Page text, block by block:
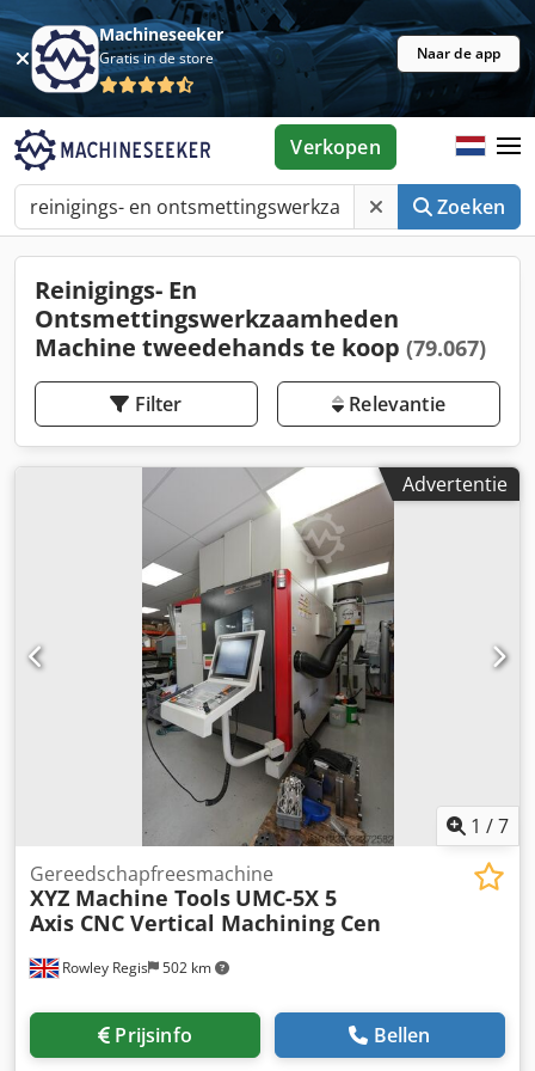
Machineseeker
Gratis in de store Naar de app
Zoeken
Verkopen
Reinigings- En
Ontsmettingswerkzaamheden
Machine tweedehands te koop (79.067)
Filter Relevantie
Advertentie
1 /7
Rowley Regis 502 km
Gereedschapfreesmachine
XYZ Machine Tools UMC-5X 5
Axis CNC Vertical Machining Cen
Prijsinfo Bellen